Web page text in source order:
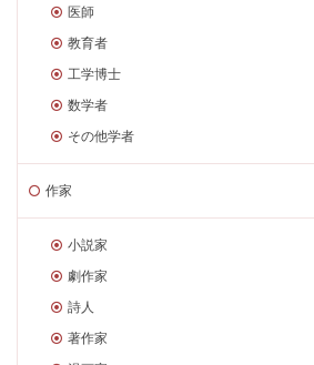
医師
教育者
工学博士
数学者
その他学者
作家
小説家
劇作家
詩人
著作家